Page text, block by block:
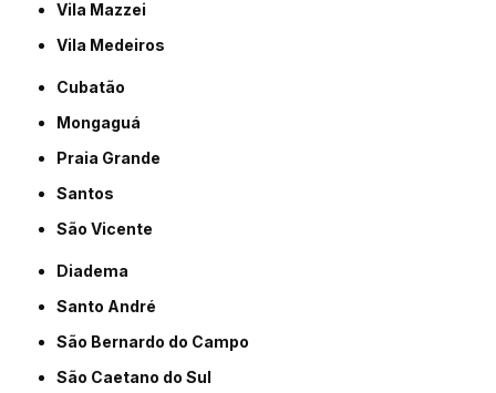
Vila Mazzei
Vila Medeiros
Cubatão
Mongaguá
Praia Grande
Santos
São Vicente
Diadema
Santo André
São Bernardo do Campo
São Caetano do Sul